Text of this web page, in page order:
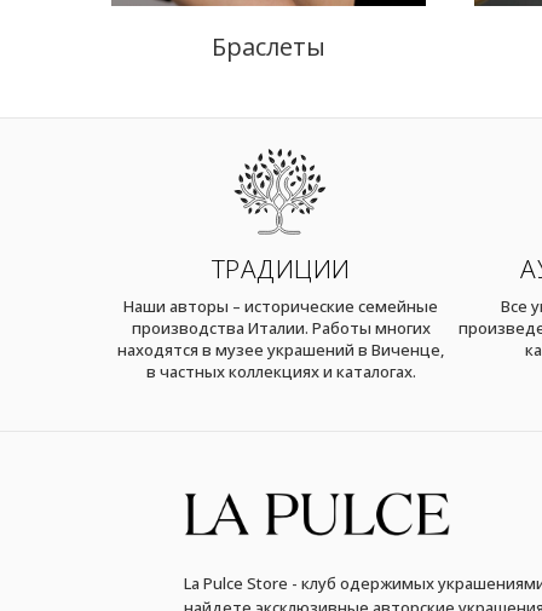
Браслеты
ТРАДИЦИИ
Наши авторы – исторические семейные
производства Италии. Работы многих
находятся в музее украшений в Виченце,
в частных коллекциях и каталогах.
Все
La Pulce Store - клуб одержимых